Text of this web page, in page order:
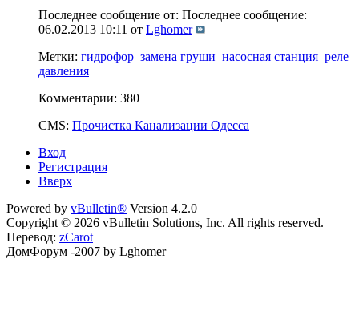
Последнее сообщение от: Последнее сообщение:
06.02.2013 10:11 от Lghomer
Метки: гидрофор замена груши насосная станция реле
давления
Комментарии: 380
CMS: Прочистка Канализации Одесса
Вход
Регистрация
Вверх
Powered by vBulletin® Version 4.2.0
Copyright © 2026 vBulletin Solutions, Inc. All rights reserved.
Перевод: zCarot
ДомФорум -2007 by Lghomer